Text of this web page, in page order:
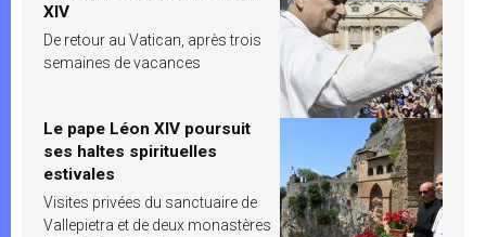
XIV
De retour au Vatican, après trois
semaines de vacances
Le pape Léon XIV poursuit
ses haltes spirituelles
estivales
Visites privées du sanctuaire de
Vallepietra et de deux monastères